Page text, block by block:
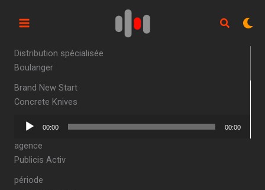
Distribution spécialisée
Boulanger
Brand New Start
Concrete Knives
Lecteur
00:00 00:00
agence
Publicis Activ
période